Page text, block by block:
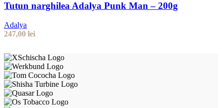
Tutun narghilea Adalya Punk Man – 200g
Adalya
247,00 lei